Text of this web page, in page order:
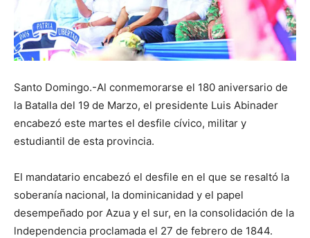
Santo Domingo.-Al conmemorarse el 180 aniversario de
la Batalla del 19 de Marzo, el presidente Luis Abinader
encabezó este martes el desfile cívico, militar y
estudiantil de esta provincia.
El mandatario encabezó el desfile en el que se resaltó la
soberanía nacional, la dominicanidad y el papel
desempeñado por Azua y el sur, en la consolidación de la
lndependencia proclamada el 27 de febrero de 1844.